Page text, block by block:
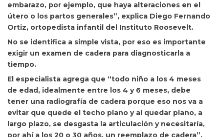
embarazo, por ejemplo, que haya alteraciones en el
útero o los partos generales”, explica Diego Fernando
Ortiz, ortopedista infantil del Instituto Roosevelt.
No se identifica a simple vista, por eso es importante
exigir un examen de cadera para diagnosticarla a
tiempo.
El especialista agrega que “todo niño a los 4 meses
de edad, idealmente entre los 4 y 6 meses, debe
tener una radiografía de cadera porque eso nos va a
evitar que quede el techo plano y al quedar plano, a
largo plazo, se desgasta la articulación y necesitaría,
por ahí a los 20 o 30 años, un reemplazo de cadera”.